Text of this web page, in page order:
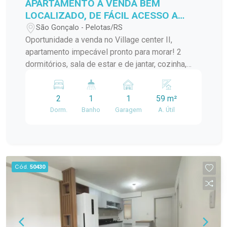
APARTAMENTO A VENDA BEM
LOCALIZADO, DE FÁCIL ACESSO A
VÁRIOS PONTOS DA CIDADE!
São Gonçalo - Pelotas/RS
Oportunidade a venda no Village center II,
apartamento impecável pronto para morar! 2
dormitórios, sala de estar e de jantar, cozinha,
quem busca praticidade no dia a dia!
2
Dorm.
1
Banho
1
Garagem
59 m²
A. Útil
Cód. 50430